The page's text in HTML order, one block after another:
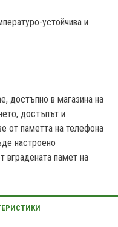
устойчива и
достъпно в магазина на
достъпът и
от паметта на телефона
настроено
вградената памет на